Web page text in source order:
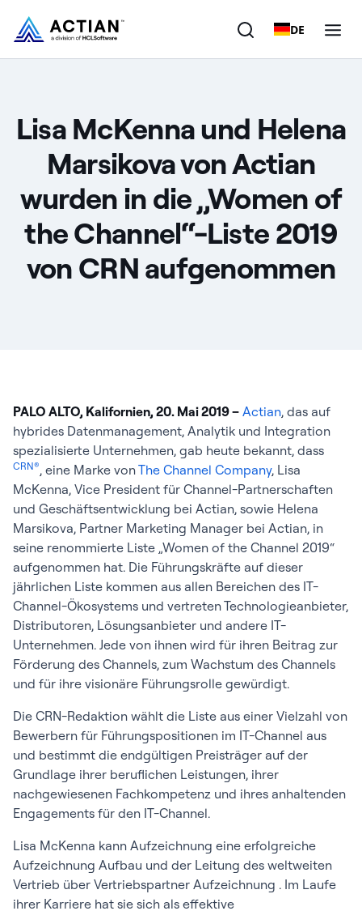
DE
Lösungen
Kunden
Lisa McKenna und Helena
Marsikova von Actian
wurden in die „Women of
the Channel“-Liste 2019
von CRN aufgenommen
PALO ALTO, Kalifornien, 20. Mai 2019 – Actian, das auf
hybrides Datenmanagement, Analytik und Integration
spezialisierte Unternehmen, gab heute bekannt, dass
CRN®, eine Marke vonThe Channel Company, Lisa
McKenna, Vice President für Channel-Partnerschaften
und Geschäftsentwicklung bei Actian, sowie Helena
Marsikova, Partner Marketing Manager bei Actian, in
seine renommierte Liste „Women of the Channel 2019“
aufgenommen hat. Die Führungskräfte auf dieser
jährlichen Liste kommen aus allen Bereichen des IT-
Channel-Ökosystems und vertreten Technologieanbieter,
Distributoren, Lösungsanbieter und andere IT-
Unternehmen. Jede von ihnen wird für ihren Beitrag zur
Förderung des Channels, zum Wachstum des Channels
und für ihre visionäre Führungsrolle gewürdigt.
Die CRN-Redaktion wählt die Liste aus einer Vielzahl von
Bewerbern für Führungspositionen im IT-Channel aus
und bestimmt die endgültigen Preisträger auf der
Grundlage ihrer beruflichen Leistungen, ihrer
nachgewiesenen Fachkompetenz und ihres anhaltenden
Engagements für den IT-Channel.
Lisa McKenna kann Aufzeichnung eine erfolgreiche
Aufzeichnung Aufbau und der Leitung des weltweiten
Vertrieb über Vertriebspartner Aufzeichnung . Im Laufe
ihrer Karriere hat sie sich als effektive